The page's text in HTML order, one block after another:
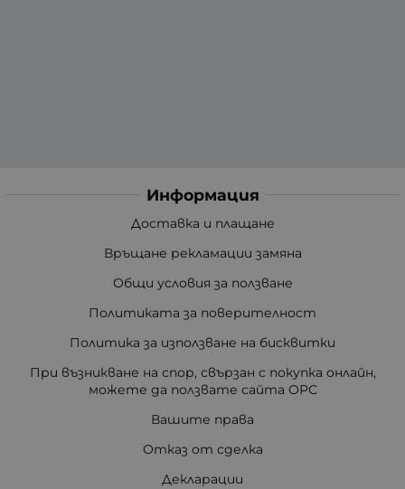
Информация
Доставка и плащане
Връщане рекламации замяна
Общи условия за ползване
Политиката за поверителност
Политика за използване на бисквитки
При възникване на спор, свързан с покупка онлайн,
можете да ползвате сайта ОРС
Вашите права
Отказ от сделка
Декларации